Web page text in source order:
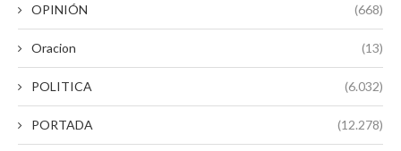
OPINIÓN (668)
Oracion (13)
POLITICA (6.032)
PORTADA (12.278)